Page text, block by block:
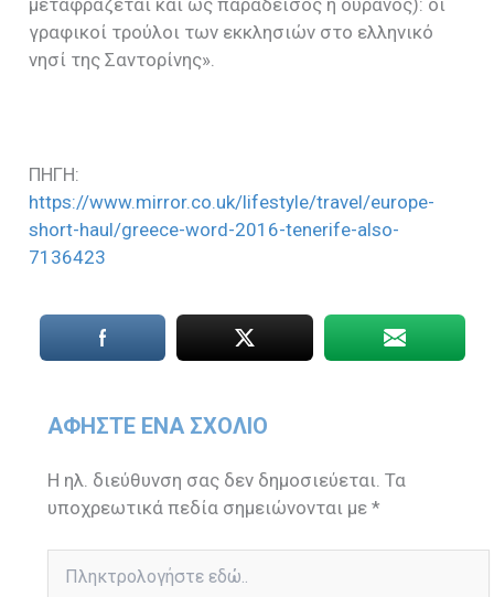
γραφικοί τρούλοι των εκκλησιών στο ελληνικό
νησί της Σαντορίνης».
ΠΗΓΗ:
https://www.mirror.co.uk/lifestyle/travel/europe-
short-haul/greece-word-2016-tenerife-also-
7136423
ΑΦΉΣΤΕ ΈΝΑ ΣΧΌΛΙΟ
Η ηλ. διεύθυνση σας δεν δημοσιεύεται. Τα
υποχρεωτικά πεδία σημειώνονται με*
εδώ..